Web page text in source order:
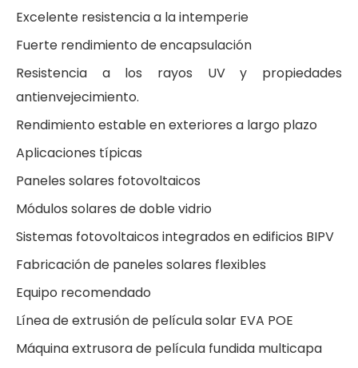
Excelente resistencia a la intemperie
Fuerte rendimiento de encapsulación
Resistencia a los rayos UV y propiedades
antienvejecimiento.
Rendimiento estable en exteriores a largo plazo
Aplicaciones típicas
Paneles solares fotovoltaicos
Módulos solares de doble vidrio
Sistemas fotovoltaicos integrados en edificios BIPV
Fabricación de paneles solares flexibles
Equipo recomendado
Línea de extrusión de película solar EVA POE
Máquina extrusora de película fundida multicapa